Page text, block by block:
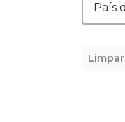
Limpar